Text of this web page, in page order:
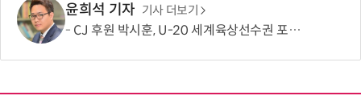
윤희석 기자 기사 더보기
CJ 후원 박시훈, U-20 세계육상선수권 포환던지기 은메달